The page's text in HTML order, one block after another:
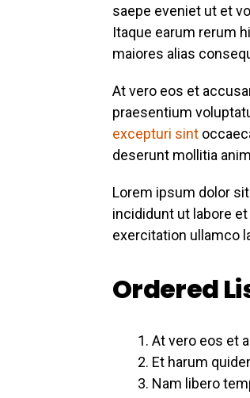
saepe eveniet ut et
Itaque earum rerum
maiores alias
At vero eos et
praesentium
excepturi sint
deserunt mollitia
Lorem ipsum dolor
incididunt ut labore
exercitation ullamco
Ordered
At vero eos et
Et harum
Nam libero